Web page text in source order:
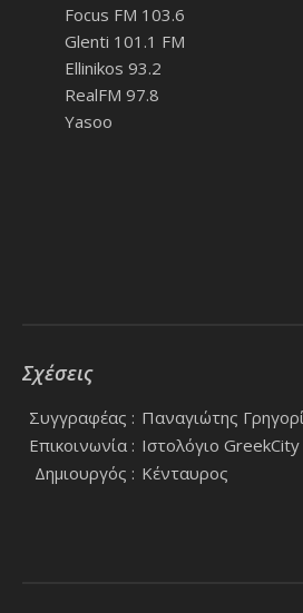
Focus FM 103.6
Glenti 101.1 FM
Ellinikos 93.2
RealFM 97.8
Yasoo
Σχέσεις
Συγγραφέας : Παναγιώτης
Επικοινωνία : Ιστολόγιο GreekCity
Δημιουργός : Κένταυρος